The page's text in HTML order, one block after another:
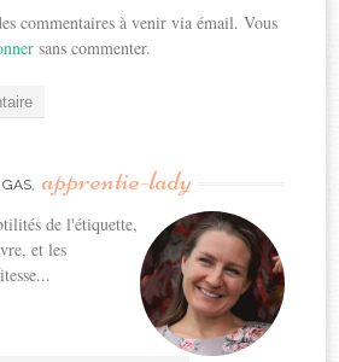
commentaires à venir via émail. Vous
sans commenter.
apprentie-lady
de l'étiquette,
et les